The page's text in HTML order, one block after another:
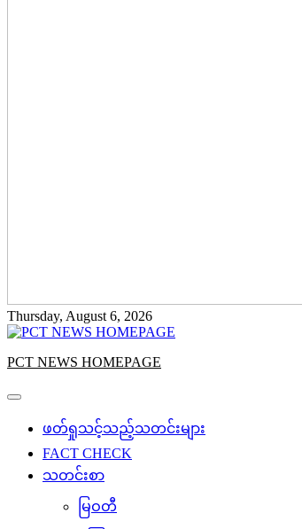
Thursday, August 6, 2026
PCT NEWS HOMEPAGE
ဖတ်ရှုသင့်သည့်သတင်းများ
FACT CHECK
သတင်းစာ
မြဝတီ